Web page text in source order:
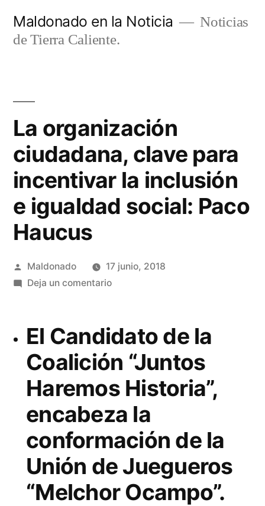
Maldonado en la Noticia
Noticias
de Tierra Caliente.
La organización
ciudadana, clave para
incentivar la inclusión
e igualdad social: Paco
Haucus
Publicado
por
Maldonado
17 junio, 2018
Deja un comentarioen
ciudadana,
clave
para
incentivar
la
inclusión
igualdad
social:
Paco
Haucus
El Candidato de la
Coalición “Juntos
Haremos Historia”,
encabeza la
conformación de la
Unión de Juegueros
“Melchor Ocampo”.